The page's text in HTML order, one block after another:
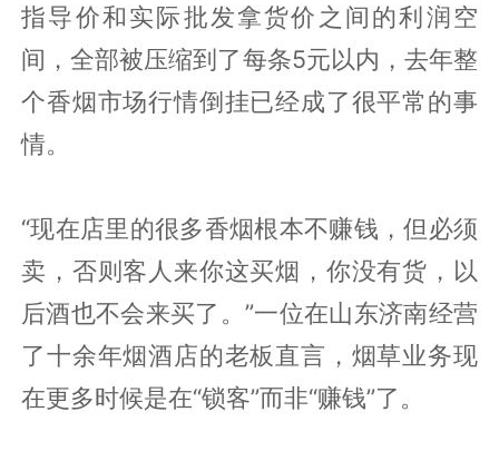
指导价和实际批发拿货价之间的利润空
间，全部被压缩到了每条5元以内，去年整
个香烟市场行情倒挂已经成了很平常的事
情。
“现在店里的很多香烟根本不赚钱，但必须
卖，否则客人来你这买烟，你没有货，以
后酒也不会来买了。”一位在山东济南经营
了十余年烟酒店的老板直言，烟草业务现
在更多时候是在“锁客”而非“赚钱”了。